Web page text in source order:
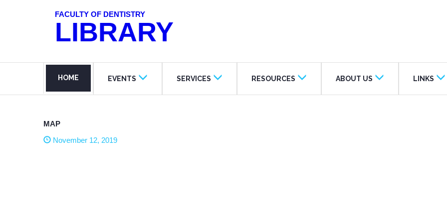
FACULTY OF DENTISTRY
LIBRARY
HOME EVENTS SERVICES RESOURCES ABOUT US LINKS
MAP
November 12, 2019